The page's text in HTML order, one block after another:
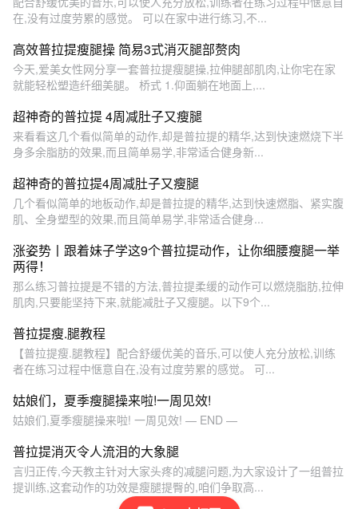
在,没有过度劳累的感觉。 可以在家中进行练习,不...
高效普拉提瘦腿操 简易3式消灭腿部赘肉
今天,爱美女性网分享一套普拉提瘦腿操,拉伸腿部肌肉,让你宅在家
就能轻松塑造纤细美腿。 桥式 1.仰面躺在地面上,...
超神奇的普拉提 4周减肚子又瘦腿
来看看这几个看似简单的动作,却是普拉提的精华,达到快速燃烧下半
身多余脂肪的效果,而且简单易学,非常适合健身新...
超神奇的普拉提4周减肚子又瘦腿
几个看似简单的地板动作,却是普拉提的精华,达到快速燃脂、紧实腹
肌、全身塑型的效果,而且简单易学,非常适合健身...
涨姿势丨跟着妹子学这9个普拉提动作，让你细腰瘦腿一举
两得！
那么练习普拉提是不错的方法,普拉提柔缓的动作可以燃烧脂肪,拉伸
肌肉,只要能坚持下来,就能减肚子又瘦腿。以下9个...
普拉提瘦.腿教程
【普拉提瘦.腿教程】配合舒缓优美的音乐,可以使人充分放松,训练
者在练习过程中惬意自在,没有过度劳累的感觉。 可...
姑娘们，夏季瘦腿操来啦!一周见效!
姑娘们,夏季瘦腿操来啦! 一周见效! — END —
普拉提消灭令人流泪的大象腿
言归正传,今天教主针对大家头疼的减腿问题,为大家设计了一组普拉
提训练,这套动作的功效是瘦腿提臀的,咱们争取高...